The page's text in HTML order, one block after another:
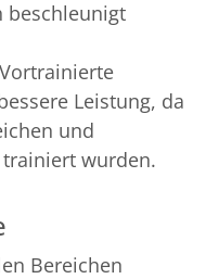
beschleunigt
Leistung, da
und
wurden.
Bereichen